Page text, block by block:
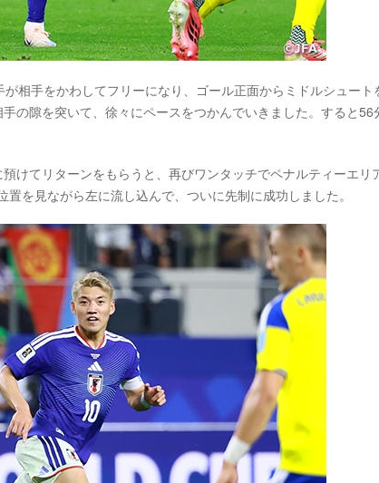
相手をかわしてフリーになり、ゴール正面からミドルシュート
の隙を突いて、徐々にペースをつかんでいきました。すると56
けてリターンをもらうと、再びワンタッチでペナルティーエリ
を見ながら左に流し込んで、ついに先制に成功しました。